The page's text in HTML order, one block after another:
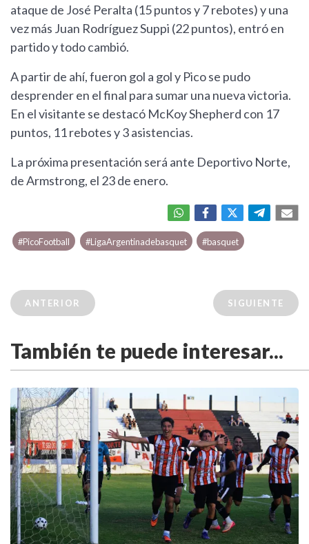
ataque de José Peralta (15 puntos y 7 rebotes) y una
vez más Juan Rodríguez Suppi (22 puntos), entró en
partido y todo cambió.
A partir de ahí, fueron gol a gol y Pico se pudo
desprender en el final para sumar una nueva victoria.
En el visitante se destacó McKoy Shepherd con 17
puntos, 11 rebotes y 3 asistencias.
La próxima presentación será ante Deportivo Norte,
de Armstrong, el 23 de enero.
#PicoFootball #LigaArgentinadebasquet #basquet
ANTERIOR SIGUIENTE
También te puede interesar...